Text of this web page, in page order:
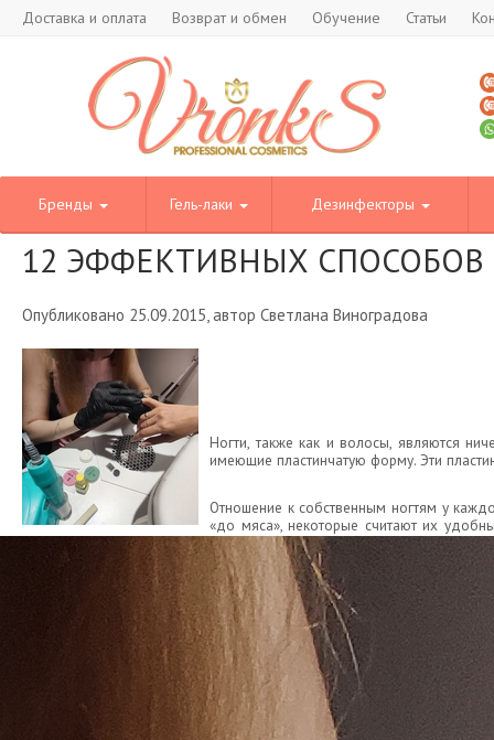
Доставка и оплата Возврат и обмен Обучение Статьи
Бренды Гель-лаки Дезинфекторы
12 ЭФФЕКТИВНЫХ
Опубликовано 25.09.2015, автор Светлана Виноградова
Ногти, также как и волосы, являются
имеющие пластинчатую форму. Эти
Отношение к собственным ногтям у
«до мяса», некоторые считают их